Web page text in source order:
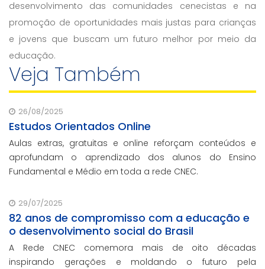
desenvolvimento das comunidades cenecistas e na
promoção de oportunidades mais justas para crianças
e jovens que buscam um futuro melhor por meio da
educação.
Veja Também
26/08/2025
Estudos Orientados Online
Aulas extras, gratuitas e online reforçam conteúdos e
aprofundam o aprendizado dos alunos do Ensino
Fundamental e Médio em toda a rede CNEC.
29/07/2025
82 anos de compromisso com a educação e
o desenvolvimento social do Brasil
A Rede CNEC comemora mais de oito décadas
inspirando gerações e moldando o futuro pela